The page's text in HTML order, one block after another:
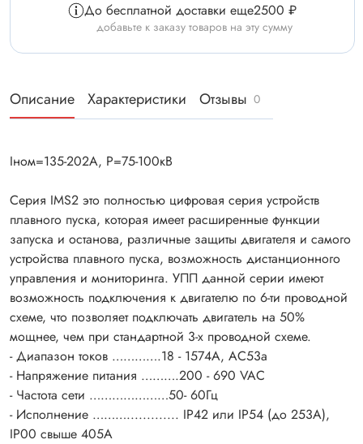
До бесплатной доставки еще2500 ₽
добавьте к заказу товаров на эту сумму
Описание Характеристики Отзывы 0
Iном=135-202А, P=75-100кВ
Серия IMS2 это полностью цифровая серия устройств
плавного пуска, которая имеет расширенные функции
запуска и останова, различные защиты двигателя и самого
устройства плавного пуска, возможность дистанционного
управления и мониторинга. УПП данной серии имеют
возможность подключения к двигателю по 6-ти проводной
схеме, что позволяет подключать двигатель на 50%
мощнее, чем при стандартной 3-х проводной схеме.
- Диапазон токов ………….18 - 1574А, AC53а
- Напряжение питания ……….200 - 690 VAC
- Частота сети …………………50- 60Гц
- Исполнение ………............. IP42 или IP54 (до 253А),
IP00 свыше 405А